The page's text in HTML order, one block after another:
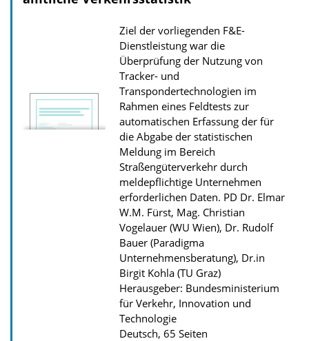
s
z
u
r
P
u
b
l
i
k
a
t
i
o
n
Ziel der vorliegenden F&E-
Dienstleistung war die
Überprüfung der Nutzung von
Tracker- und
Transpondertechnologien im
Rahmen eines Feldtests zur
automatischen Erfassung der für
die Abgabe der statistischen
Meldung im Bereich
Straßengüterverkehr durch
meldepflichtige Unternehmen
erforderlichen Daten. PD Dr. Elmar
W.M. Fürst, Mag. Christian
Vogelauer (WU Wien), Dr. Rudolf
Bauer (Paradigma
Unternehmensberatung), Dr.in
Birgit Kohla (TU Graz)
Herausgeber: Bundesministerium
für Verkehr, Innovation und
Technologie
Deutsch, 65 Seiten